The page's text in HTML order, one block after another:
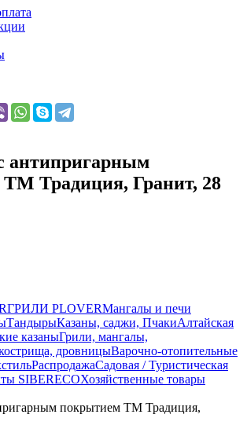
антипригарным
Традиция, Гранит, 28
ГРИЛИ PLOVERМангалы и печи
ТандырыКазаны, саджи, ПчакиАлтайская
казаныГрили, мангалы,
дровницыВарочно-отопительные
РаспродажаСадовая / Туристическая
SIBERECOХозяйственные товары
покрытием ТМ Традиция,